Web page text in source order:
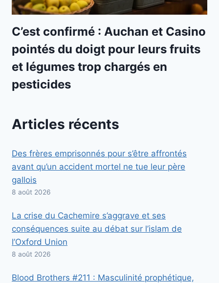
C’est confirmé : Auchan et Casino
pointés du doigt pour leurs fruits
et légumes trop chargés en
pesticides
Articles récents
Des frères emprisonnés pour s’être affrontés
avant qu’un accident mortel ne tue leur père
gallois
8 août 2026
La crise du Cachemire s’aggrave et ses
conséquences suite au débat sur l’islam de
l’Oxford Union
8 août 2026
Blood Brothers #211 : Masculinité prophétique,